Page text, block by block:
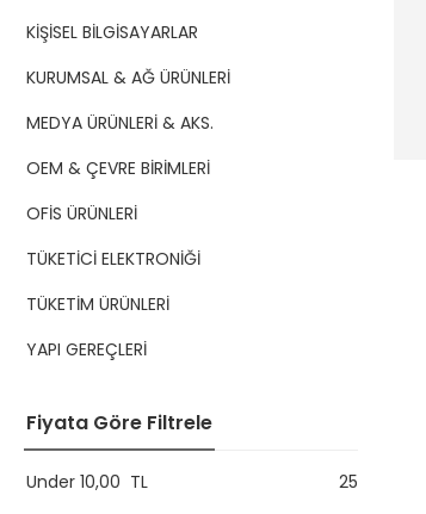
KİŞİSEL BİLGİSAYARLAR
KURUMSAL & AĞ ÜRÜNLERİ
MEDYA ÜRÜNLERİ & AKS.
OEM & ÇEVRE BİRİMLERİ
OFİS ÜRÜNLERİ
TÜKETİCİ ELEKTRONİĞİ
TÜKETİM ÜRÜNLERİ
YAPI GEREÇLERİ
Fiyata Göre Filtrele
Under 10,00 TL
25